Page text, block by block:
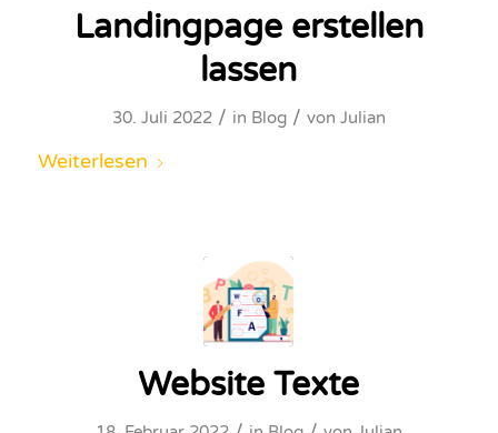
Landingpage erstellen
lassen
30. Juli 2022 / in Blog / von Julian
Weiterlesen
Website Texte